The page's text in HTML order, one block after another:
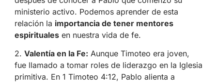
ministerio activo. Podemos aprender de esta
relación la importancia de tener mentores
espirituales en nuestra vida de fe.
2. Valentía en la Fe: Aunque Timoteo era joven,
fue llamado a tomar roles de liderazgo en la Iglesia
primitiva. En 1 Timoteo 4:12, Pablo alienta a